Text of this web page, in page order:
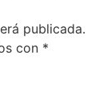
publicada.
con *